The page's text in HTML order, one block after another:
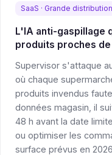
SaaS · Grande distribution
L'IA anti-gaspillage
produits proches
Supervisor s'attaque
où chaque
produits invendus
données magasin, il
48 h avant la date
ou optimiser les
surface prévus en